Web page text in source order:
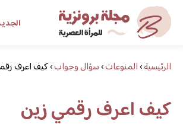
مجلة برونزية للفتاة
ابحث عن أي موضوع يهمك
الرئيسية›المنوعات›سؤال وجواب›كيف اعرف
كيف اعرف رقمي زين